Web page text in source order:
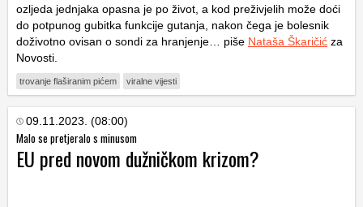
ozljeda jednjaka opasna je po život, a kod preživjelih može doći
do potpunog gubitka funkcije gutanja, nakon čega je bolesnik
doživotno ovisan o sondi za hranjenje… piše Nataša Škaričić za
Novosti.
trovanje flaširanim pićem viralne vijesti
09.11.2023. (08:00)
Malo se pretjeralo s minusom
EU pred novom dužničkom krizom?